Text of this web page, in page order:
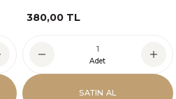
380,00 TL
Adet
SATIN AL